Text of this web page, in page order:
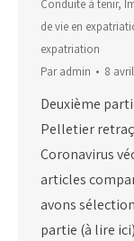
Conduite à tenir,
de vie en
expatriation
Paradmin 8
Deuxième
Pelletier
Coronavirus
articles
avons
partie (à lire